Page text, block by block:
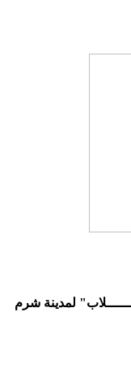
لمدينة شرم